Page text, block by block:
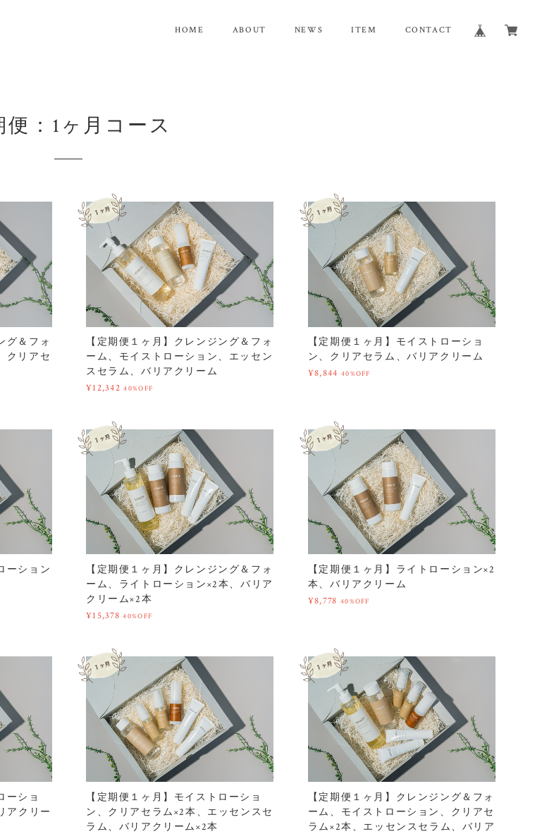
HOME ABOUT NEWS ITEM CONTACT
便：1ヶ月コース
グ＆フォ
クリアセ
【定期便１ヶ月】クレンジング＆フォ
ーム、モイストローション、エッセン
スセラム、バリアクリーム
¥12,342 40%OFF
【定期便１ヶ月】モイストローショ
ン、クリアセラム、バリアクリーム
¥8,844 40%OFF
ーション
【定期便１ヶ月】クレンジング＆フォ
ーム、ライトローション×2本、バリア
クリーム×2本
¥15,378 40%OFF
【定期便１ヶ月】ライトローション×2
本、バリアクリーム
¥8,778 40%OFF
ーショ
アクリー
【定期便１ヶ月】モイストローショ
ン、クリアセラム×2本、エッセンスセ
ラム、バリアクリーム×2本
【定期便１ヶ月】クレンジング＆フォ
ーム、モイストローション、クリアセ
ラム×2本、エッセンスセラム、バリア